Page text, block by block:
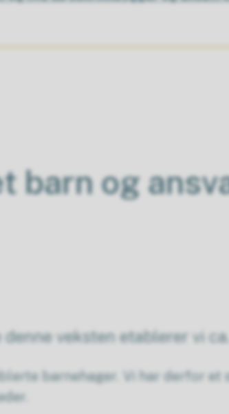
barn og
veksten etablerer vi
barnehager. Vi har derfor